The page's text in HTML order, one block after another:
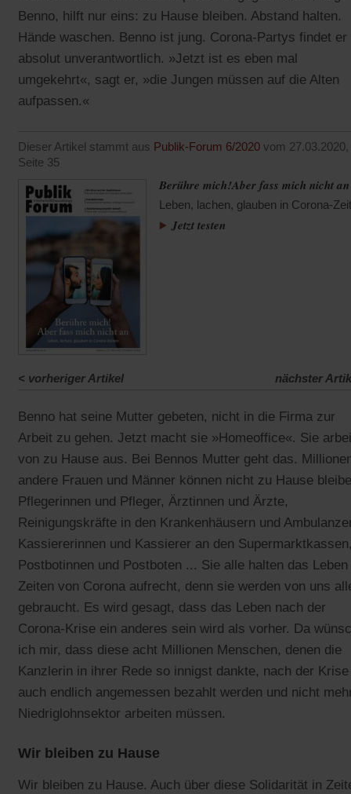
Benno, hilft nur eins: zu Hause bleiben. Abstand halten.
Hände waschen. Benno ist jung. Corona-Partys findet er
absolut unverantwortlich. »Jetzt ist es eben mal
umgekehrt«, sagt er, »die Jungen müssen auf die Alten
aufpassen.«
Dieser Artikel stammt aus Publik-Forum 6/2020 vom 27.03.2020,
Seite 35
Berühre mich!Aber fass mich nicht an
Leben, lachen, glauben in Corona-
Jetzt testen
< vorheriger Artikel nächster
Benno hat seine Mutter gebeten, nicht in die Firma zur
Arbeit zu gehen. Jetzt macht sie »Homeoffice«. Sie
von zu Hause aus. Bei Bennos Mutter geht das.
andere Frauen und Männer können nicht zu Hause
Pflegerinnen und Pfleger, Ärztinnen und Ärzte,
Reinigungskräfte in den Krankenhäusern und
Kassiererinnen und Kassierer an den
Postbotinnen und Postboten ... Sie alle halten das Leben
Zeiten von Corona aufrecht, denn sie werden von uns
gebraucht. Es wird gesagt, dass das Leben nach der
Corona-Krise ein anderes sein wird als vorher. Da
ich mir, dass diese acht Millionen Menschen, denen die
Kanzlerin in ihrer Rede so innigst dankte, nach der Krise
auch endlich angemessen bezahlt werden und nicht
Niedriglohnsektor arbeiten müssen.
Wir bleiben zu Hause
Wir bleiben zu Hause. Auch über diese Solidarität in